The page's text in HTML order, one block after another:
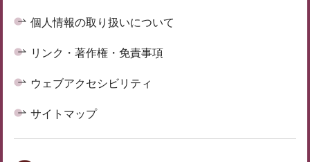
個人情報の取り扱いについて
リンク・著作権・免責事項
ウェブアクセシビリティ
サイトマップ